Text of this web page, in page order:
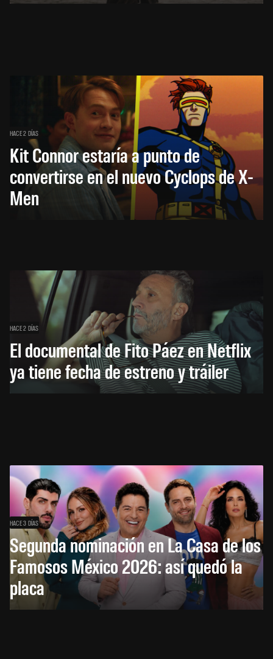
HACE 2 DÍAS
Kit Connor estaría a punto de
convertirse en el nuevo Cyclops de X-
Men
HACE 2 DÍAS
El documental de Fito Páez en Netflix
ya tiene fecha de estreno y tráiler
HACE 3 DÍAS
Segunda nominación en La Casa de los
Famosos México 2026: así quedó la
placa